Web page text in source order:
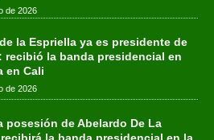
de 2026
la Espriella ya es presidente de
recibió la banda presidencial en
en Cali
de 2026
posesión de Abelardo De La
la banda presidencial en la